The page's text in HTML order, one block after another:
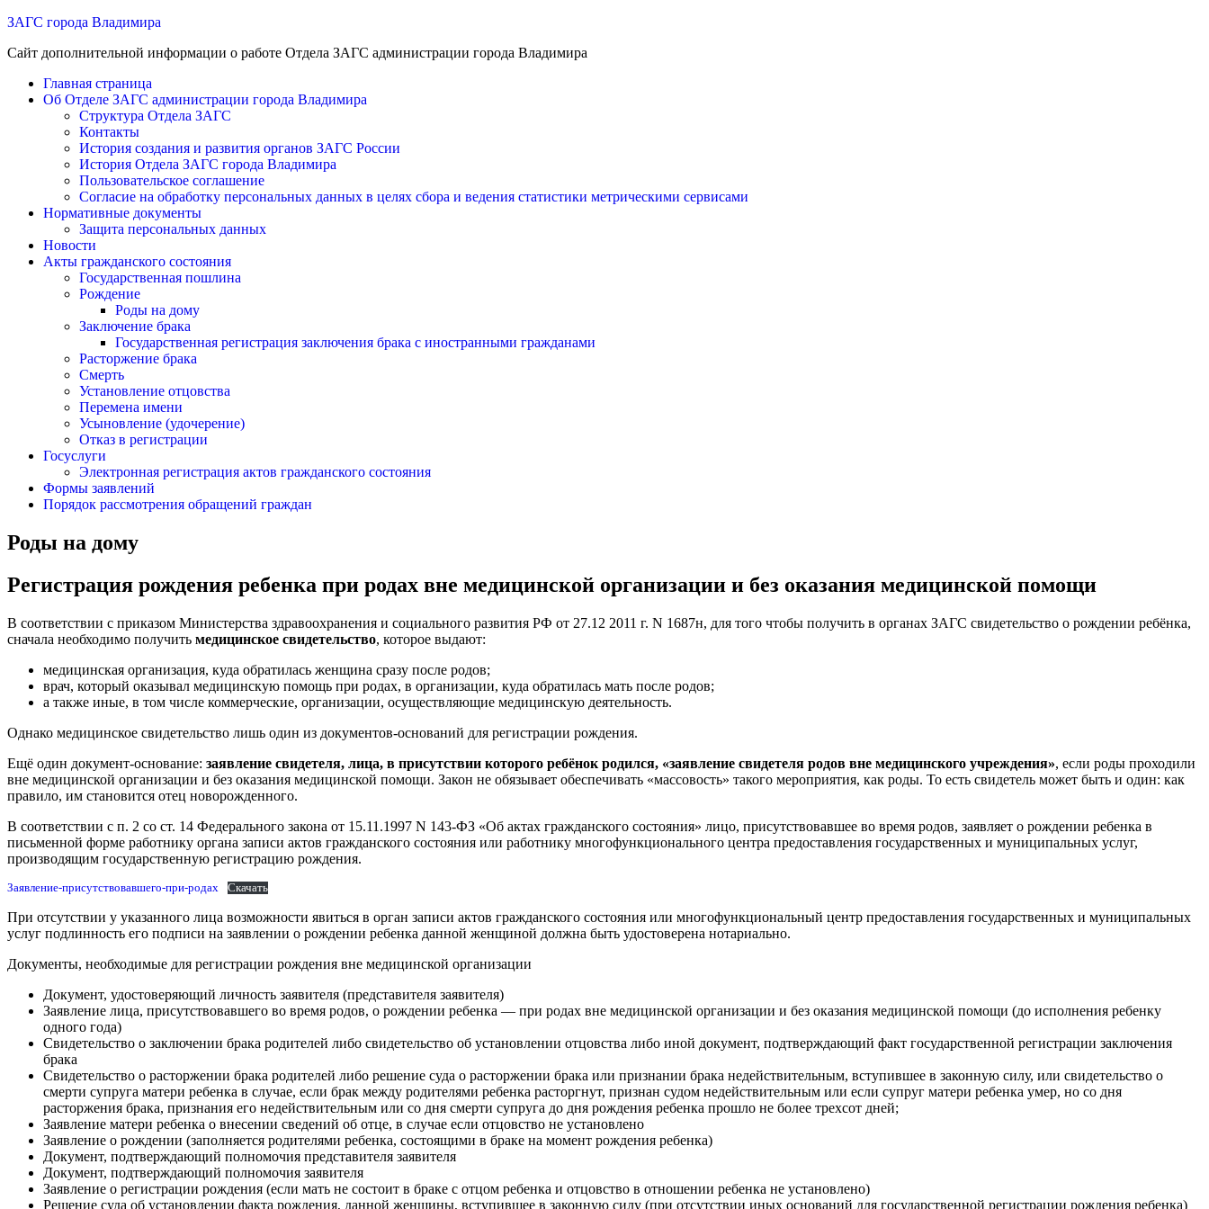
ЗАГС города Владимира
Сайт дополнительной информации о работе Отдела ЗАГС администрации города Владимира
Главная страница
Об Отделе ЗАГС администрации города Владимира
Структура Отдела ЗАГС
Контакты
История создания и развития органов ЗАГС России
История Отдела ЗАГС города Владимира
Пользовательское соглашение
Согласие на обработку персональных данных в целях сбора и ведения статистики метрическими сервисами
Нормативные документы
Защита персональных данных
Новости
Акты гражданского состояния
Государственная пошлина
Рождение
Роды на дому
Заключение брака
Государственная регистрация заключения брака с иностранными гражданами
Расторжение брака
Смерть
Установление отцовства
Перемена имени
Усыновление (удочерение)
Отказ в регистрации
Госуслуги
Электронная регистрация актов гражданского состояния
Формы заявлений
Порядок рассмотрения обращений граждан
Роды на дому
Регистрация рождения ребенка при родах вне медицинской организации и без оказания медицинской помощи
В соответствии с приказом Министерства здравоохранения и социального развития РФ от 27.12 2011 г. N 1687н, для того чтобы получить в органах ЗАГС свидетельство о рождении ребёнка,
сначала необходимо получить медицинское свидетельство, которое выдают:
медицинская организация, куда обратилась женщина сразу после родов;
врач, который оказывал медицинскую помощь при родах, в организации, куда обратилась мать после родов;
а также иные, в том числе коммерческие, организации, осуществляющие медицинскую деятельность.
Однако медицинское свидетельство лишь один из документов-оснований для регистрации рождения.
Ещё один документ-основание: заявление свидетеля, лица, в присутствии которого ребёнок родился, «заявление свидетеля родов вне медицинского учреждения», если роды проходили
вне медицинской организации и без оказания медицинской помощи. Закон не обязывает обеспечивать «массовость» такого мероприятия, как роды. То есть свидетель может быть и один: как
правило, им становится отец новорожденного.
В соответствии с п. 2 со ст. 14 Федерального закона от 15.11.1997 N 143-ФЗ «Об актах гражданского состояния» лицо, присутствовавшее во время родов, заявляет о рождении ребенка в
письменной форме работнику органа записи актов гражданского состояния или работнику многофункционального центра предоставления государственных и муниципальных услуг,
производящим государственную регистрацию рождения.
Заявление-присутствовавшего-при-родах Скачать
При отсутствии у указанного лица возможности явиться в орган записи актов гражданского состояния или многофункциональный центр предоставления государственных и муниципальных
услуг подлинность его подписи на заявлении о рождении ребенка данной женщиной должна быть удостоверена нотариально.
Документы, необходимые для регистрации рождения вне медицинской организации
Документ, удостоверяющий личность заявителя (представителя заявителя)
Заявление лица, присутствовавшего во время родов, о рождении ребенка — при родах вне медицинской организации и без оказания медицинской помощи (до исполнения ребенку
одного года)
Свидетельство о заключении брака родителей либо свидетельство об установлении отцовства либо иной документ, подтверждающий факт государственной регистрации заключения
брака
Свидетельство о расторжении брака родителей либо решение суда о расторжении брака или признании брака недействительным, вступившее в законную силу, или свидетельство о
смерти супруга матери ребенка в случае, если брак между родителями ребенка расторгнут, признан судом недействительным или если супруг матери ребенка умер, но со дня
расторжения брака, признания его недействительным или со дня смерти супруга до дня рождения ребенка прошло не более трехсот дней;
Заявление матери ребенка о внесении сведений об отце, в случае если отцовство не установлено
Заявление о рождении (заполняется родителями ребенка, состоящими в браке на момент рождения ребенка)
Документ, подтверждающий полномочия представителя заявителя
Документ, подтверждающий полномочия заявителя
Заявление о регистрации рождения (если мать не состоит в браке с отцом ребенка и отцовство в отношении ребенка не установлено)
Решение суда об установлении факта рождения, данной женщины, вступившее в законную силу (при отсутствии иных оснований для государственной регистрации рождения ребенка)